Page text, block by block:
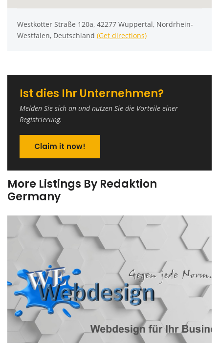
Westkotter Straße 120a, 42277 Wuppertal, Nordrhein-
Westfalen, Deutschland (Get directions)
Ist dies Ihr Unternehmen?
Melden Sie sich an und nutzen Sie die Vorteile einer
Registrierung.
Claim it now!
More Listings By Redaktion
Germany